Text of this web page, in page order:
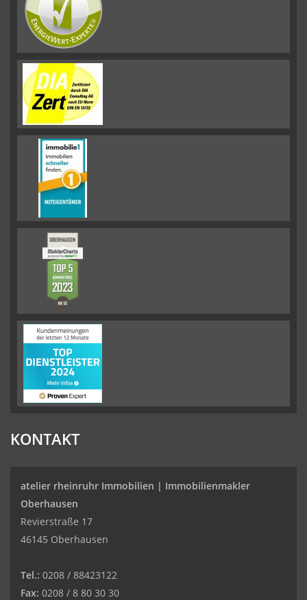
KONTAKT
atelier rheinruhr Immobilien | Immobilienmakler
Oberhausen
Revierstraße 17
46145 Oberhausen
Tel.: 0208 / 88423122
Fax: 0208 / 8 80 30 30